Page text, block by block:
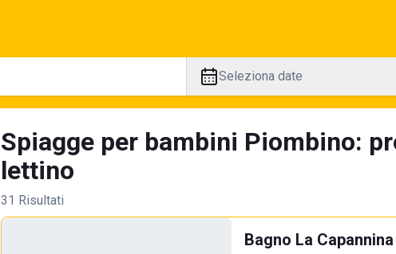
Seleziona date
Spiagge per bambini Piombino:
lettino
31 Risultati
Bagno La Capannina